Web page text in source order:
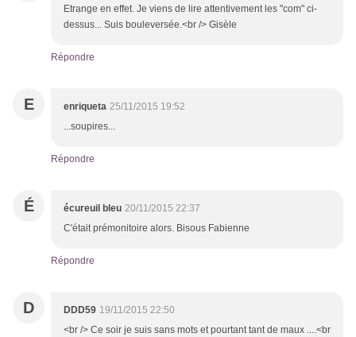
Etrange en effet. Je viens de lire attentivement les "com" ci-
dessus... Suis bouleversée.<br /> Gisèle
Répondre
E enriqueta 25/11/2015 19:52
...soupires...
Répondre
É écureuil bleu 20/11/2015 22:37
C'était prémonitoire alors. Bisous Fabienne
Répondre
D DDD59 19/11/2015 22:50
<br /> Ce soir je suis sans mots et pourtant tant de maux ....<br